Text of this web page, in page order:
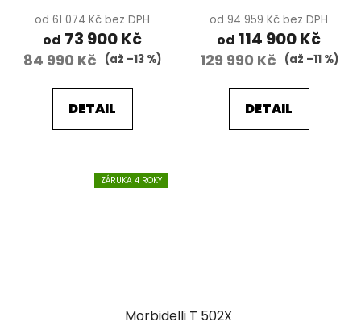
od 61 074 Kč bez DPH
od 73 900 Kč
84 990 Kč (až –13 %)
DETAIL
od 94 959 Kč bez DPH
od 114 900 Kč
129 990 Kč (až –11 %)
DETAIL
ZÁRUKA 4 ROKY
Morbidelli T 502X